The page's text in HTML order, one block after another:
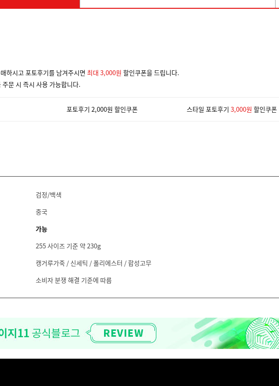
하시고 포토후기를 남겨주시면 최대 3,000원 할인쿠폰을 드립니다.
문 시 즉시 사용 가능합니다.
포토후기 2,000원 할인쿠폰 스타일 포토후기 3,000원 할인쿠폰
검정/백색
중국
가능
255 사이즈 기준 약 230g
캥거루가죽 / 신세틱 / 폴리에스터 / 합성고무
소비자 분쟁 해결 기준에 따름